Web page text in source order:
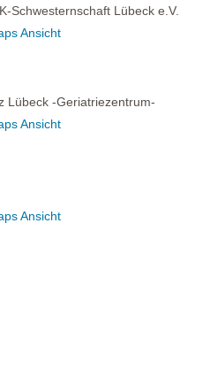
Schwesternschaft Lübeck e.V.
Ansicht
Lübeck -Geriatriezentrum-
Ansicht
Ansicht